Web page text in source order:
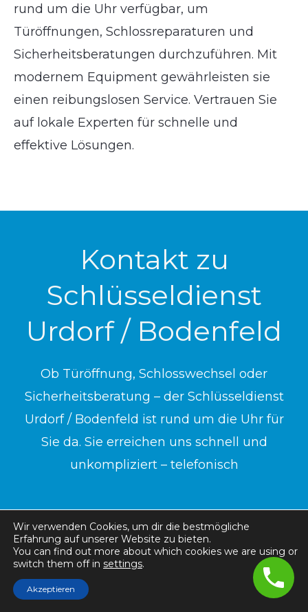
rund um die Uhr verfügbar, um
Türöffnungen, Schlossreparaturen und
Sicherheitsberatungen durchzuführen. Mit
modernem Equipment gewährleisten sie
einen reibungslosen Service. Vertrauen Sie
auf lokale Experten für schnelle und
effektive Lösungen.
Kontakt zu
Schlüsseldienst
Urdorf / Bodenfeld
Ob Türöffnung, Schlosswechsel oder
Sicherheitsberatung – der Schlüsseldienst
Urdorf / Bodenfeld ist rund um die Uhr für
Sie da. Sie erreichen uns schnell und
unkompliziert – telefonisch
044 551 42 60
Wir verwenden Cookies, um dir die bestmögliche
Erfahrung auf unserer Website zu bieten.
You can find out more about which cookies we are using or
switch them off in settings.
Akzeptieren